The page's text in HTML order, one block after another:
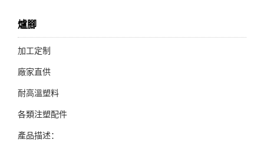
爐腳
加工定制
廠家直供
耐高溫塑料
各類注塑配件
產品描述：